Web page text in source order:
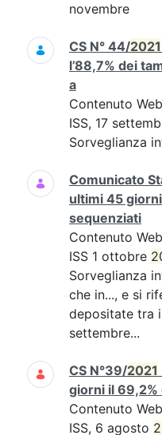
novembre
CS N° 44/2021
l’88,7% dei
a
Contenuto Web
ISS, 17
Sorveglianza
Comunicato
ultimi 45
sequenziati
Contenuto Web
ISS 1 ottobre
Sorveglianza
che in..., e si
depositate tra
settembre...
CS N°39/2021
giorni il
Contenuto Web
ISS, 6 agosto